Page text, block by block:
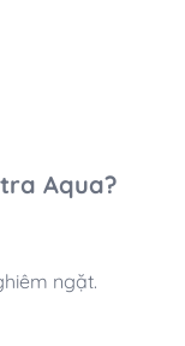
Aqua?
ngặt.